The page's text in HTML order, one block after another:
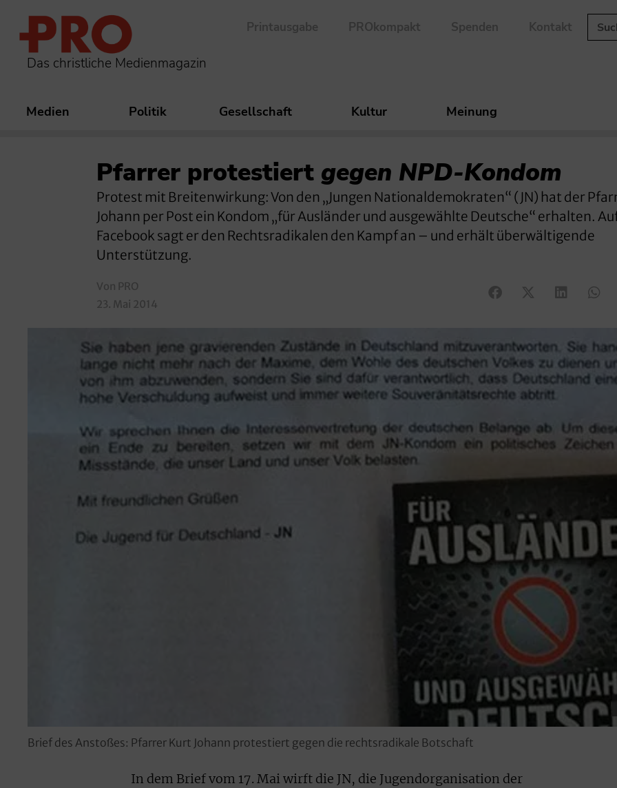
Das christliche Medienmagazin
Printausgabe PROkompakt Spenden Kontakt
Medien Politik Gesellschaft Kultur Meinung
Pfarrer protestiert gegen NPD-Kondom
Protest mit Breitenwirkung: Von den „Jungen Nationaldemokraten“ (JN) hat der
Johann per Post ein Kondom „für Ausländer und ausgewählte Deutsche“ erhalten.
Facebook sagt er den Rechtsradikalen den Kampf an – und erhält überwältigende
Unterstützung.
Von PRO
23. Mai 2014
Brief des Anstoßes: Pfarrer Kurt Johann protestiert gegen die rechtsradikale Botschaft
In dem Brief vom 17. Mai wirft die JN, die Jugendorganisation der